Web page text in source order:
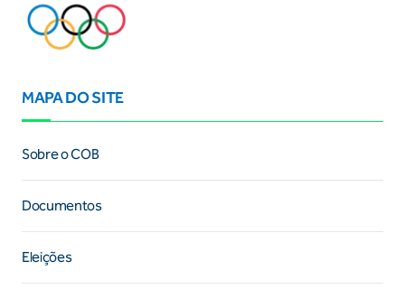
MAPA DO SITE
Sobre o COB
Documentos
Eleições